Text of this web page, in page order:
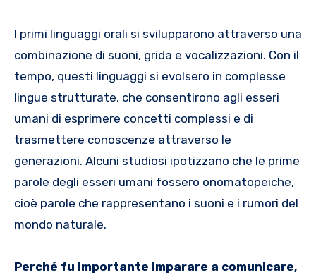
I primi linguaggi orali si svilupparono attraverso una
combinazione di suoni, grida e vocalizzazioni. Con il
tempo, questi linguaggi si evolsero in complesse
lingue strutturate, che consentirono agli esseri
umani di esprimere concetti complessi e di
trasmettere conoscenze attraverso le
generazioni. Alcuni studiosi ipotizzano che le prime
parole degli esseri umani fossero onomatopeiche,
cioè parole che rappresentano i suoni e i rumori del
mondo naturale.
Perché fu importante imparare a comunicare,